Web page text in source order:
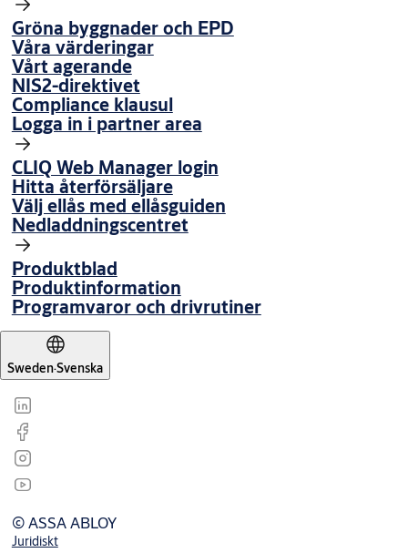
Gröna byggnader och EPD
Våra värderingar
Vårt agerande
NIS2-direktivet
Compliance klausul
Logga in i partner area
CLIQ Web Manager login
Hitta återförsäljare
Välj ellås med ellåsguiden
Nedladdningscentret
Produktblad
Produktinformation
Programvaror och drivrutiner
Sweden·Svenska
© ASSA ABLOY
Juridiskt